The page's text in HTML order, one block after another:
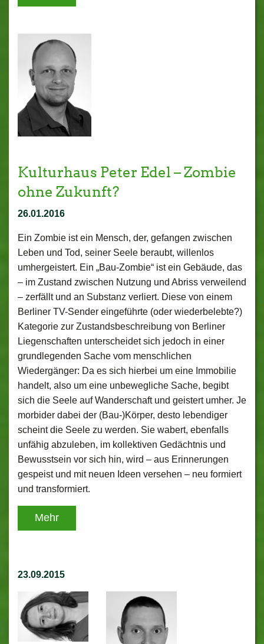
Kulturhaus Peter Edel – Zombie
ohne Zukunft?
26.01.2016
Ein Zombie ist ein Mensch, der, gefangen zwischen
Leben und Tod, seiner Seele beraubt, willenlos
umhergeistert. Ein „Bau-Zombie“ ist ein Gebäude, das
– im Zustand zwischen Nutzung und Abriss verweilend
– zerfällt und an Substanz verliert. Diese von einem
Berliner TV-Sender eingeführte (oder wiederbelebte?)
Kategorie zur Zustandsbeschreibung von Berliner
Liegenschaften unterscheidet sich jedoch in einer
grundlegenden Sache vom menschlichen
Wiedergänger: Da es sich hierbei um eine Immobilie
handelt, also um eine unbewegliche Sache, begibt
sich die Seele auf Wanderschaft und geistert umher. Je
morbider dabei der (Bau-)Körper, desto lebendiger
scheint die Seele zu werden. Sie wabert, ebenfalls
unfähig abzuleben, im kollektiven Gedächtnis und
Bewusstsein vor sich hin, wird – aus Erinnerungen
gespeist und mit neuen Ideen versehen – neu formiert
und transformiert.
Mehr
23.09.2015